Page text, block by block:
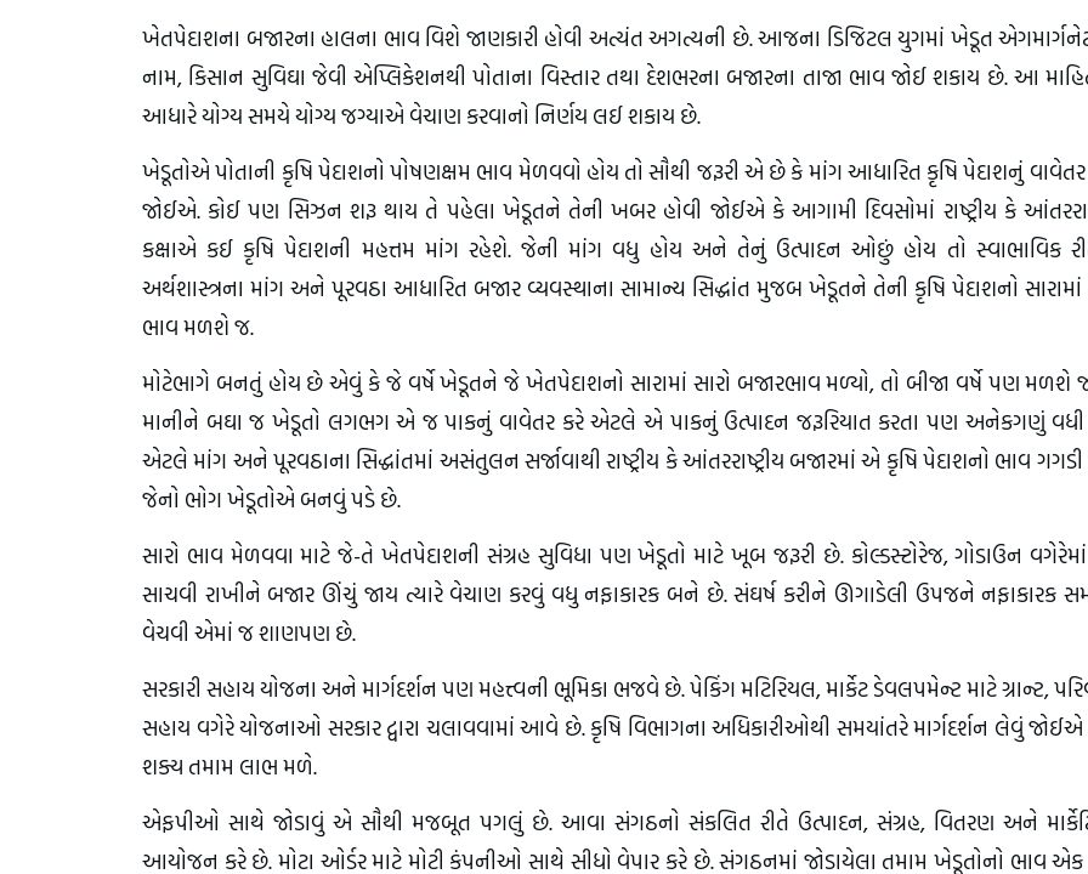
ખેતપેદાશના બજારના હાલના ભાવ વિશે જાણકારી હોવી અત્યંત અગત્યની છે. આજના ડિજિટલ યુગમાં ખેડૂત
નામ, કિસાન સુવિઘા જેવી એપ્લિકેશનથી પોતાના વિસ્તાર તથા દેશભરના બજારના તાજા ભાવ જોઈ શકાય છે. આ
આધારે યોગ્ય સમયે યોગ્ય જગ્યાએ વેચાણ કરવાનો નિર્ણય લઈ શકાય છે.
ખેડૂતોએ પોતાની કૃષિ પેદાશનો પોષણક્ષમ ભાવ મેળવવો હોય તો સૌથી જરૂરી એ છે કે માંગ આધારિત કૃષિ પેદાશનું
જોઈએ. કોઈ પણ સિઝન શરૂ થાય તે પહેલા ખેડૂતને તેની ખબર હોવી જોઈએ કે આગામી દિવસોમાં રાષ્ટ્રીય કે
કક્ષાએ કઈ કૃષિ પેદાશની મહત્તમ માંગ રહેશે. જેની માંગ વધુ હોય અને તેનું ઉત્પાદન ઓછું હોય તો સ્વાભાવિક
અર્થશાસ્ત્રના માંગ અને પૂરવઠા આધારિત બજાર વ્યવસ્થાના સામાન્ય સિદ્ધાંત મુજબ ખેડૂતને તેની કૃષિ પેદાશનો સારામાં
ભાવ મળશે જ.
મોટેભાગે બનતું હોય છે એવું કે જે વર્ષે ખેડૂતને જે ખેતપેદાશનો સારામાં સારો બજારભાવ મળ્યો, તો બીજા વર્ષે પણ મળશે
માનીને બઘા જ ખેડૂતો લગભગ એ જ પાકનું વાવેતર કરે એટલે એ પાકનું ઉત્પાદન જરૂરિયાત કરતા પણ અનેકગણું વધી
એટલે માંગ અને પૂરવઠાના સિદ્ધાંતમાં અસંતુલન સર્જાવાથી રાષ્ટ્રીય કે આંતરરાષ્ટ્રીય બજારમાં એ કૃષિ પેદાશનો ભાવ ગગડી
જેનો ભોગ ખેડૂતોએ બનવું પડે છે.
સારો ભાવ મેળવવા માટે જે-તે ખેતપેદાશની સંગ્રહ સુવિધા પણ ખેડૂતો માટે ખૂબ જરૂરી છે. કોલ્ડસ્ટોરેજ, ગોડાઉન
સાચવી રાખીને બજાર ઊંચું જાય ત્યારે વેચાણ કરવું વધુ નફાકારક બને છે. સંઘર્ષ કરીને ઊગાડેલી ઉપજને નફાકારક
વેચવી એમાં જ શાણપણ છે.
સરકારી સહાય યોજના અને માર્ગદર્શન પણ મહત્ત્વની ભૂમિકા ભજવે છે. પેકિંગ મટિરિયલ, માર્કેટ ડેવલપમેન્ટ માટે ગ્રાન્ટ,
સહાય વગેરે યોજનાઓ સરકાર દ્વારા ચલાવવામાં આવે છે. કૃષિ વિભાગના અધિકારીઓથી સમયાંતરે માર્ગદર્શન લેવું
શક્ય તમામ લાભ મળે.
એફપીઓ સાથે જોડાવું એ સૌથી મજબૂત પગલું છે. આવા સંગઠનો સંકલિત રીતે ઉત્પાદન, સંગ્રહ, વિતરણ અને
આયોજન કરે છે. મોટા ઓર્ડર માટે મોટી કંપનીઓ સાથે સીધો વેપાર કરે છે. સંગઠનમાં જોડાયેલા તમામ ખેડૂતોનો ભાવ